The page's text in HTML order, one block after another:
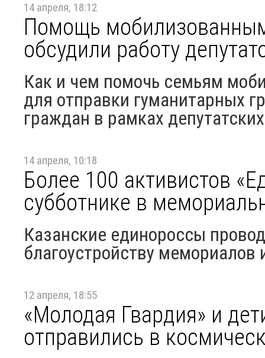
14 апреля, 18:12
Помощь
обсудили работу
Как и чем помочь семьям
для отправки гуманитарных
граждан в рамках
14 апреля, 10:18
Более 100 активистов
субботнике в
Казанские единороссы
благоустройству мемориалов
12 апреля, 18:55
«Молодая Гвардия» и
отправились в